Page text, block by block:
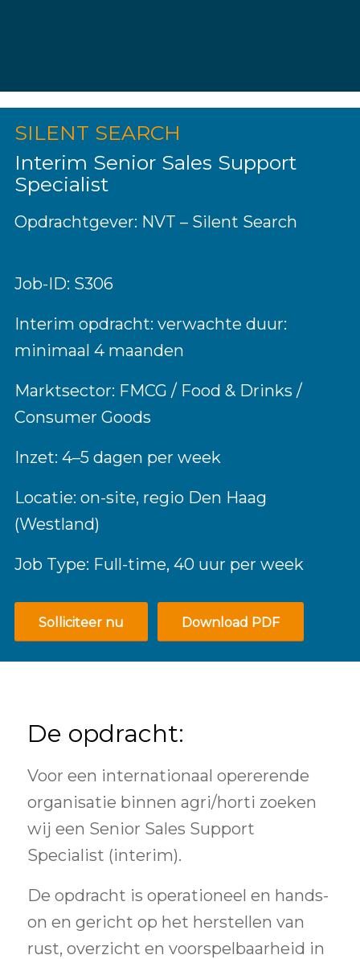
SILENT SEARCH
Interim Senior Sales Support
Specialist
Opdrachtgever: NVT – Silent Search
Job-ID: S306
Interim opdracht: verwachte duur:
minimaal 4 maanden
Marktsector: FMCG / Food & Drinks /
Consumer Goods
Inzet: 4–5 dagen per week
Locatie: on-site, regio Den Haag
(Westland)
Job Type: Full-time, 40 uur per week
Solliciteer nu Download PDF
De opdracht:
Voor een internationaal opererende
organisatie binnen agri/horti zoeken
wij een Senior Sales Support
Specialist (interim).
De opdracht is operationeel en hands-
on en gericht op het herstellen van
rust, overzicht en voorspelbaarheid in